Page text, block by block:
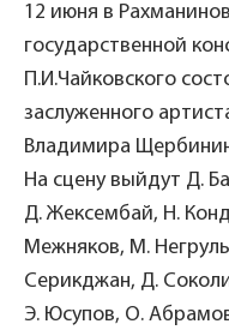
12 июня в
государственной
П.И.Чайковского
заслуженного
Владимира
На сцену выйдут Д.
Д. Жексембай, Н.
Межняков, М.
Серикджан, Д.
Э. Юсупов, О.